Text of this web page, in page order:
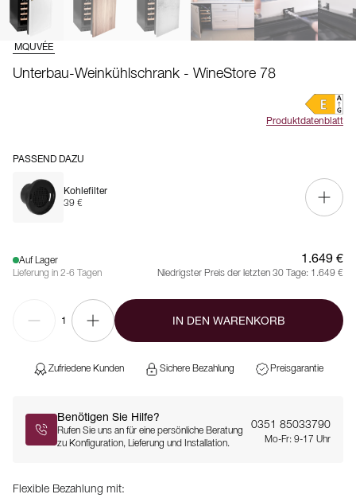
MQUVÉE
Unterbau-Weinkühlschrank - WineStore 78
Produktdatenblatt
PASSEND DAZU
Kohlefilter
39 €
Auf Lager
Lieferung in 2-6 Tagen
1.649 €
Niedrigster Preis der letzten 30 Tage: 1.649 €
1 IN DEN WARENKORB
Zufriedene Kunden Sichere Bezahlung Preisgarantie
Benötigen Sie Hilfe?
Rufen Sie uns an für eine persönliche Beratung
zu Konfiguration, Lieferung und Installation.
0351 85033790
Mo-Fr: 9-17 Uhr
Flexible Bezahlung mit: